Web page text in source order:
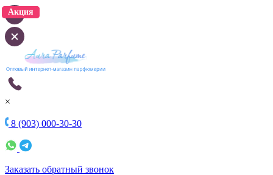
×
8 (903) 000-30-30
Заказать обратный звонок
Акция
Акция